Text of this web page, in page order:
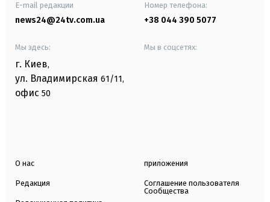
E-mail редакции
news24@24tv.com.ua
Номер телефона:
+38 044 390 5077
Мы здесь:
г. Киев,
ул. Владимирская 61/11,
офис 50
Мы в соцсетях:
О нас
Редакция
приложения
Соглашение пользователя
Сообщества